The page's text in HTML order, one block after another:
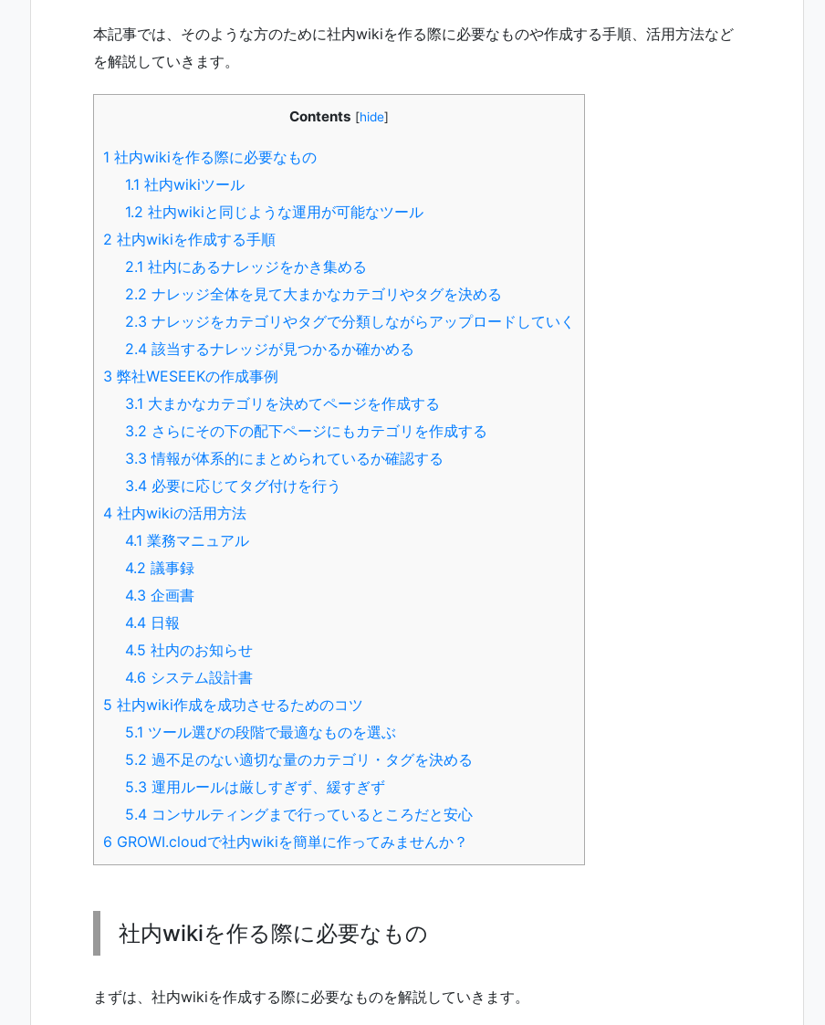
本記事では、そのような方のために社内wikiを作る際に必要なものや作成する手順、活用方法など
を解説していきます。
Contents [hide]
1 社内wikiを作る際に必要なもの
1.1 社内wikiツール
1.2 社内wikiと同じような運用が可能なツール
2 社内wikiを作成する手順
2.1 社内にあるナレッジをかき集める
2.2 ナレッジ全体を見て大まかなカテゴリやタグを決める
2.3 ナレッジをカテゴリやタグで分類しながらアップロードしていく
2.4 該当するナレッジが見つかるか確かめる
3 弊社WESEEKの作成事例
3.1 大まかなカテゴリを決めてページを作成する
3.2 さらにその下の配下ページにもカテゴリを作成する
3.3 情報が体系的にまとめられているか確認する
3.4 必要に応じてタグ付けを行う
4 社内wikiの活用方法
4.1 業務マニュアル
4.2 議事録
4.3 企画書
4.4 日報
4.5 社内のお知らせ
4.6 システム設計書
5 社内wiki作成を成功させるためのコツ
5.1 ツール選びの段階で最適なものを選ぶ
5.2 過不足のない適切な量のカテゴリ・タグを決める
5.3 運用ルールは厳しすぎず、緩すぎず
5.4 コンサルティングまで行っているところだと安心
6 GROWI.cloudで社内wikiを簡単に作ってみませんか？
社内wikiを作る際に必要なもの
まずは、社内wikiを作成する際に必要なものを解説していきます。